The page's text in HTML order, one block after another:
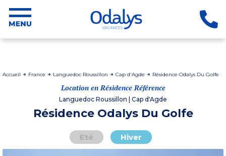
Accueil France Languedoc Roussillon Cap d'Agde Résidence Odalys Du Golfe
Location en Résidence Référence
Languedoc Roussillon | Cap d'Agde
Résidence Odalys Du Golfe
Eté Hiver